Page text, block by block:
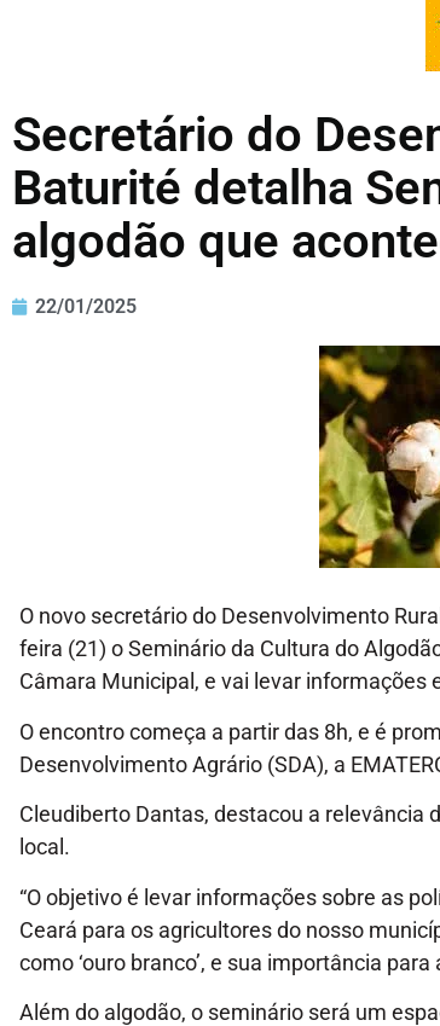
Secretário do
Baturité detalha
algodão que
22/01/2025
O novo secretário do Desenvolvimento
feira (21) o Seminário da Cultura do
Câmara Municipal, e vai levar
O encontro começa a partir das 8h, e é
Desenvolvimento Agrário (SDA), a
Cleudiberto Dantas, destacou a
local.
“O objetivo é levar informações sobre as
Ceará para os agricultores do nosso
como ‘ouro branco’, e sua importância
Além do algodão, o seminário será um